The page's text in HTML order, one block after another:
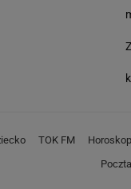
TOK FM
Poczta